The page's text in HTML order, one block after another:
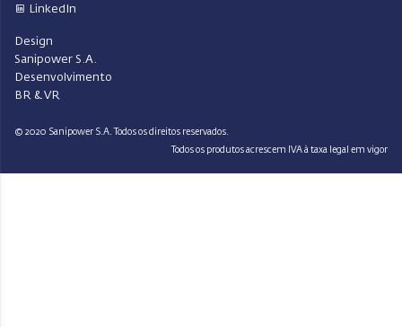
LinkedIn
Design
Sanipower S.A.
Desenvolvimento
BR & VR
© 2020 Sanipower S.A. Todos os direitos reservados.
Todos os produtos acrescem IVA à taxa legal em vigor